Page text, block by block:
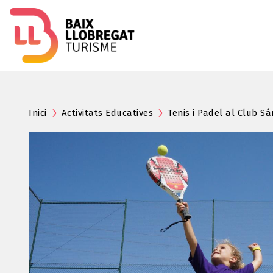
Inici Activitats Educatives Tenis i Padel al Club